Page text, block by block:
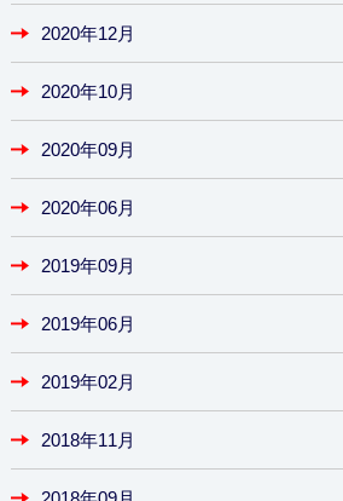
2020年12月
2020年10月
2020年09月
2020年06月
2019年09月
2019年06月
2019年02月
2018年11月